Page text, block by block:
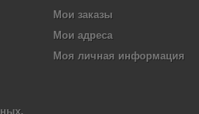
Мои заказы
Мои адреса
Моя личная информация